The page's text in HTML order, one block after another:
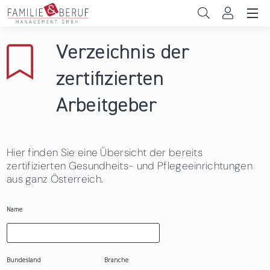
Direkt zum Inhalt
Gemeinden
Das sind wir
News & Events
Verzeichnis der
zertifizierten
Arbeitgeber
Hier finden Sie eine Übersicht der bereits
zertifizierten Gesundheits- und Pflegeeinrichtungen
aus ganz Österreich.
Name
Bundesland Branche